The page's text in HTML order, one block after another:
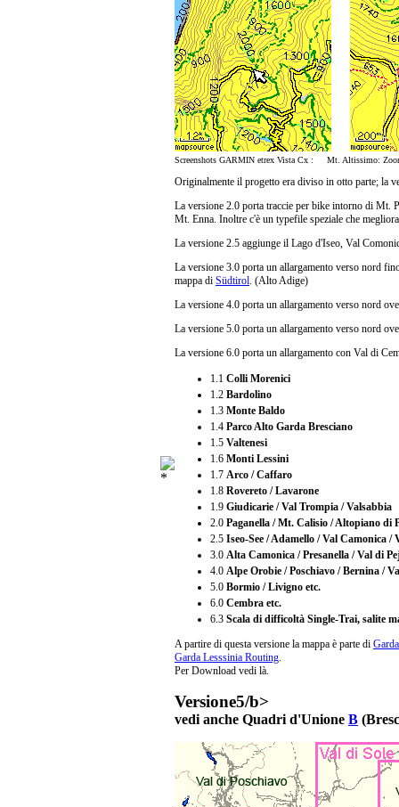
Screenshots GARMIN etrex Vista Cx : Mt. Altissimo:
Originalmente il progetto era diviso in otto parte; la
La versione 2.0 porta traccie per bike intorno di Mt.
Mt. Enna. Inoltre c'è un typefile speziale che
La versione 2.5 aggiunge il Lago d'Iseo, Val
La versione 3.0 porta un allargamento verso nord
mappa di Südtirol. (Alto Adige)
La versione 4.0 porta un allargamento verso nord
La versione 5.0 porta un allargamento verso nord
La versione 6.0 porta un allargamento con Val di
1.1 Colli Morenici
1.2 Bardolino
1.3 Monte Baldo
1.4 Parco Alto Garda Bresciano
1.5 Valtenesi
1.6 Monti Lessini
1.7 Arco / Caffaro
1.8 Rovereto / Lavarone
1.9 Giudicarie / Val Trompia / Valsabbia
2.0 Paganella / Mt. Calisio / Altopiano di
2.5 Iseo-See / Adamello / Val Camonica /
3.0 Alta Camonica / Presanella / Val di
4.0 Alpe Orobie / Poschiavo / Bernina /
5.0 Bormio / Livigno etc.
6.0 Cembra etc.
6.3 Scala di difficoltà Single-Trai, salite
A partire di questa versione la mappa è parte di
Garda Lesssinia Routing.
Per Download vedi là.
Versione5/b>
vedi anche Quadri d'Unione B